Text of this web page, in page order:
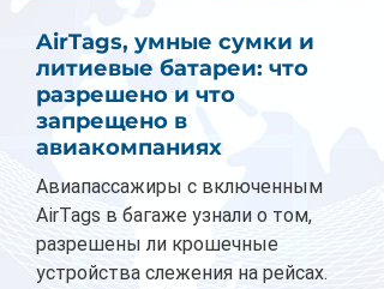
AirTags, умные сумки и
литиевые батареи: что
разрешено и что
запрещено в
авиакомпаниях
Авиапассажиры с включенным
AirTags в багаже узнали о том,
разрешены ли крошечные
устройства слежения на рейсах.